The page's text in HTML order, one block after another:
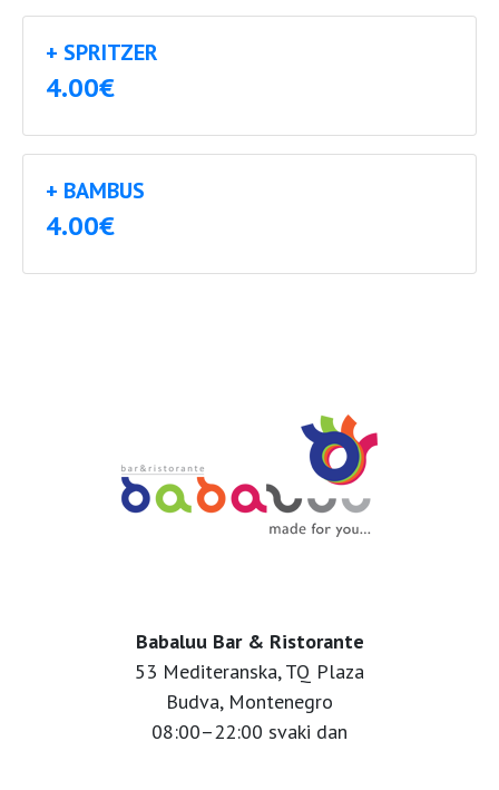
+ SPRITZER
4.00€
+ BAMBUS
4.00€
Babaluu Bar & Ristorante
53 Mediteranska, TQ Plaza
Budva, Montenegro
08:00–22:00 svaki dan